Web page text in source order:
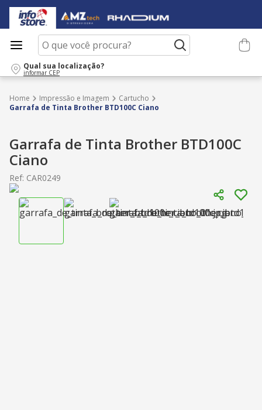
O que você procura?
Qual sua localização?
informar CEP
Impressão e Imagem
Cartucho
Garrafa de Tinta Brother BTD100C Ciano
Garrafa de Tinta Brother BTD100C
Ciano
Ref: CAR0249